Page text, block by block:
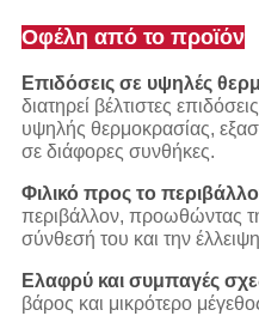
Οφέλη από το προϊόν
Επιδόσεις σε υψηλές
διατηρεί βέλτιστες
υψηλής θερμοκρασίας,
σε διάφορες συνθήκες.
Φιλικό προς το
περιβάλλον, προωθώντας
σύνθεσή του και την
Ελαφρύ και συμπαγές
βάρος και μικρότερο